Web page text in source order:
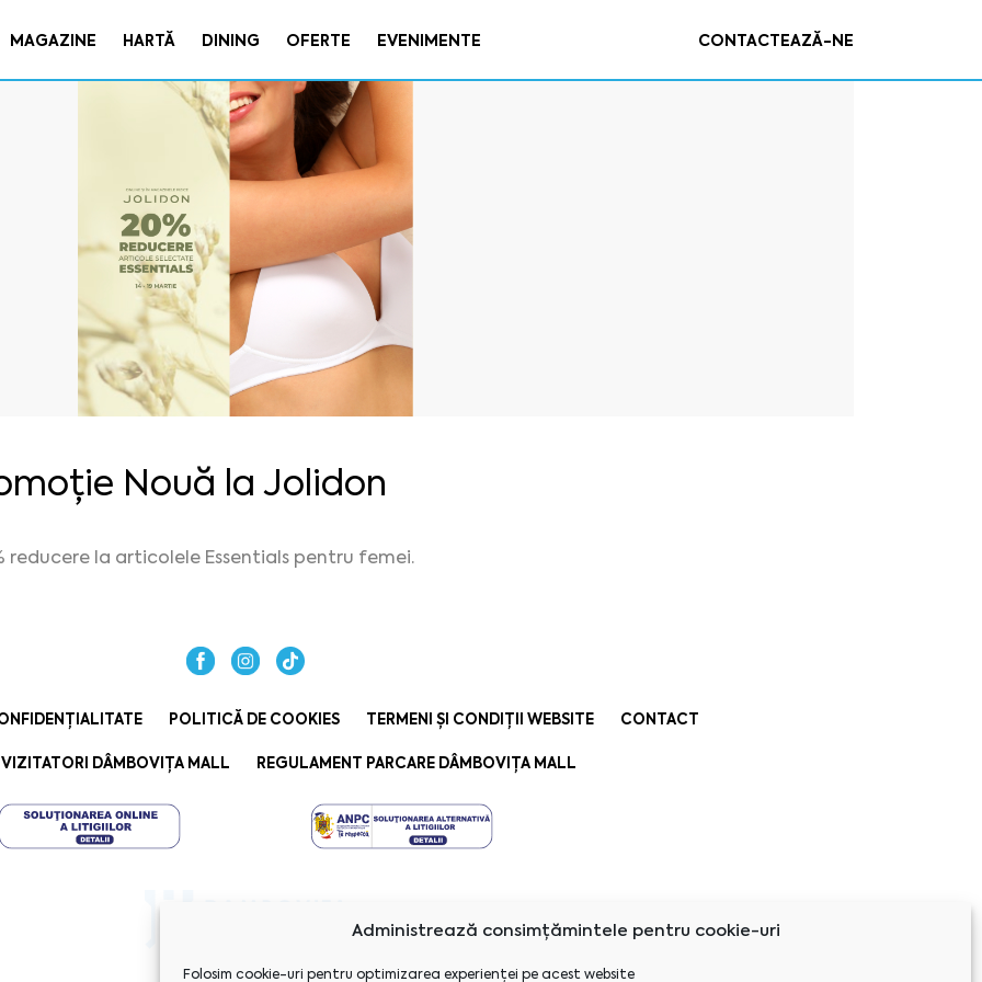
Administrează consimțămintele pentru cookie-uri
Folosim cookie-uri pentru optimizarea experienței pe acest website
MAGAZINE HARTĂ DINING OFERTE EVENIMENTE CONTACTEAZĂ-NE
Nouă la Jolidon
reducere la articolele Essentials pentru femei.
POLITICĂ DE COOKIES TERMENI ȘI CONDIȚII WEBSITE CONTACT
DÂMBOVIȚA MALL REGULAMENT PARCARE DÂMBOVIȚA MALL